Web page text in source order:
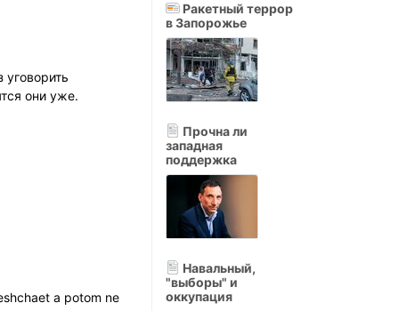
они уже.
a potom ne
Ракетный террор
в Запорожье
Прочна ли
западная
поддержка
Навальный,
"выборы" и
оккупация